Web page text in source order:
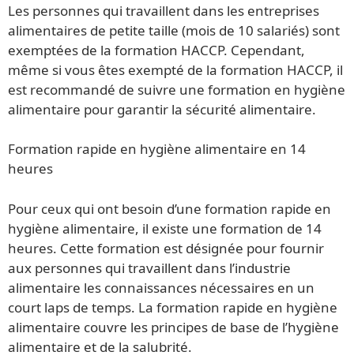
Les personnes qui travaillent dans les entreprises
alimentaires de petite taille (mois de 10 salariés) sont
exemptées de la formation HACCP. Cependant,
même si vous êtes exempté de la formation HACCP, il
est recommandé de suivre une formation en hygiène
alimentaire pour garantir la sécurité alimentaire.
Formation rapide en hygiène alimentaire en 14
heures
Pour ceux qui ont besoin d’une formation rapide en
hygiène alimentaire, il existe une formation de 14
heures. Cette formation est désignée pour fournir
aux personnes qui travaillent dans l’industrie
alimentaire les connaissances nécessaires en un
court laps de temps. La formation rapide en hygiène
alimentaire couvre les principes de base de l’hygiène
alimentaire et de la salubrité.